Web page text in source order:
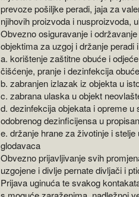
prevoze pošiljke peradi, jaja za
njihovih proizvoda i nusproizvoda,
Obvezno osiguravanje i
objektima za uzgoj i držanje peradi
a. korištenje zaštitne obuće i
čišćenje, pranje i dezinfekcija
b. zabranjen izlazak iz objekta u
c. zabrana ulaska u objekt
d. dezinfekcija objekata i opreme
odobrenog dezinficijensa u
e. držanje hrane za životinje i
glodavaca
Obvezno prijavljivanje svih
uzgojene i divlje pernate divljači i
Prijava uginuća te svakog